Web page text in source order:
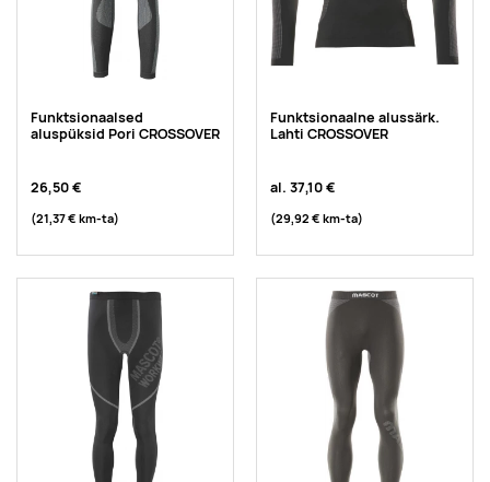
Funktsionaalsed
aluspüksid Pori CROSSOVER
26,50 €
(21,37 € km-ta)
Funktsionaalne alussärk.
Lahti CROSSOVER
al. 37,10 €
(29,92 € km-ta)